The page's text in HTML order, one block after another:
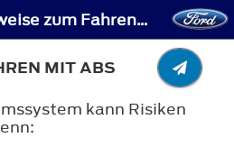
Bremsen - Hinweise zum Fahren mit ABS
MIT ABS
kann Risiken